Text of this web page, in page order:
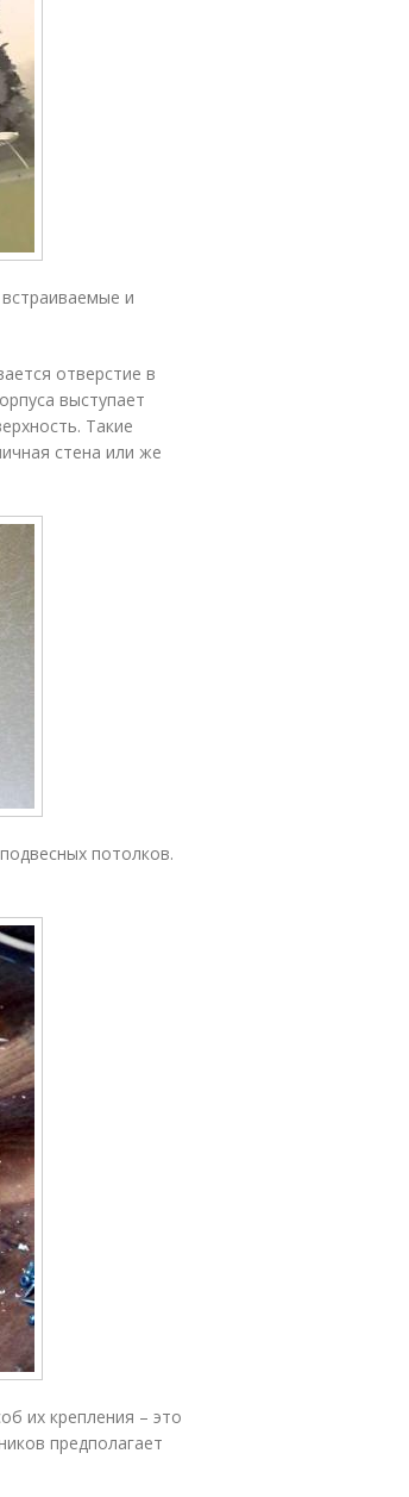
и
отверстие в
выступает
Такие
стена или же
потолков.
их крепления – это
предполагает